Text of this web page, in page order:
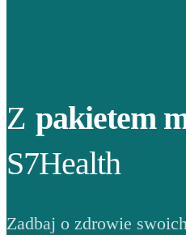
Z pakietem
S7Health
Zadbaj o zdrowie